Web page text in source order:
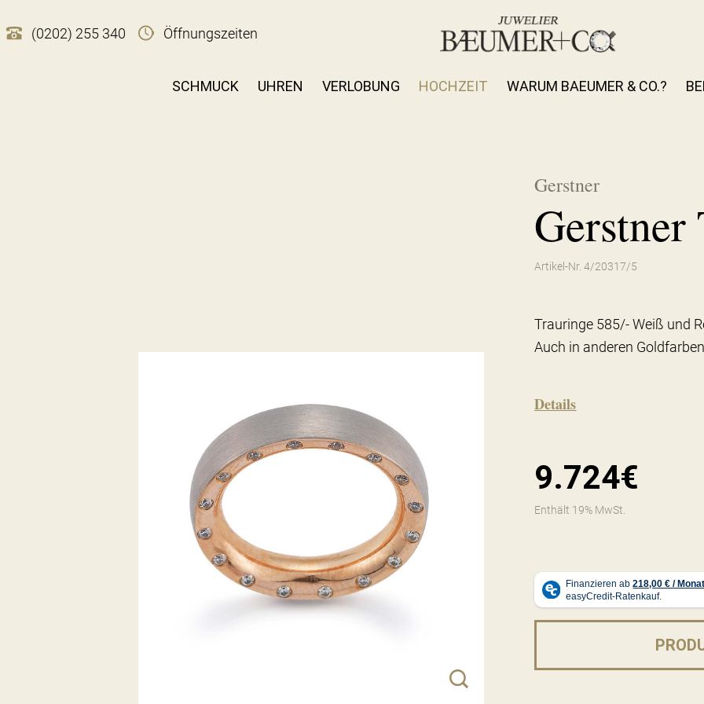
(0202) 255 340 Öffnungszeiten
SCHMUCK UHREN VERLOBUNG HOCHZEIT WARUM BAEUMER & CO.?
Gerstner
Gerstner
Artikel-Nr. 4/20317/5
Trauringe 585/- Weiß und
Auch in anderen
Details
9.724€
Enthält 19% MwSt.